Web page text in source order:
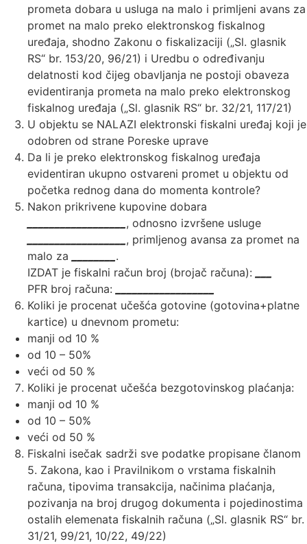
prometa dobara u usluga na malo i primljeni avans za
promet na malo preko elektronskog fiskalnog
uređaja, shodno Zakonu o fiskalizaciji („Sl. glasnik
RS“ br. 153/20, 96/21) i Uredbu o određivanju
delatnosti kod čijeg obavljanja ne postoji obaveza
evidentiranja prometa na malo preko elektronskog
fiskalnog uređaja („Sl. glasnik RS“ br. 32/21, 117/21)
U objektu se NALAZI elektronski fiskalni uređaj koji je
odobren od strane Poreske uprave
Da li je preko elektronskog fiskalnog uređaja
evidentiran ukupno ostvareni promet u objektu od
početka rednog dana do momenta kontrole?
Nakon prikrivene kupovine dobara
, odnosno izvršene usluge
, primljenog avansa za promet na
malo za
.
IZDAT je fiskalni račun broj (brojač računa):
PFR broj računa:
Koliki je procenat učešća gotovine (gotovina+platne
kartice) u dnevnom prometu:
manji od 10 %
od 10 – 50%
veći od 50 %
Koliki je procenat učešća bezgotovinskog plaćanja:
manji od 10 %
od 10 – 50%
veći od 50 %
Fiskalni isečak sadrži sve podatke propisane članom
5. Zakona, kao i Pravilnikom o vrstama fiskalnih
računa, tipovima transakcija, načinima plaćanja,
pozivanja na broj drugog dokumenta i pojedinostima
ostalih elemenata fiskalnih računa („Sl. glasnik RS“ br.
31/21, 99/21, 10/22, 49/22)